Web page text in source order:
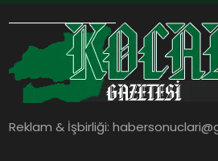
verimli hale
verimliliğini
alanlarında
Reklam & İşbirliği: